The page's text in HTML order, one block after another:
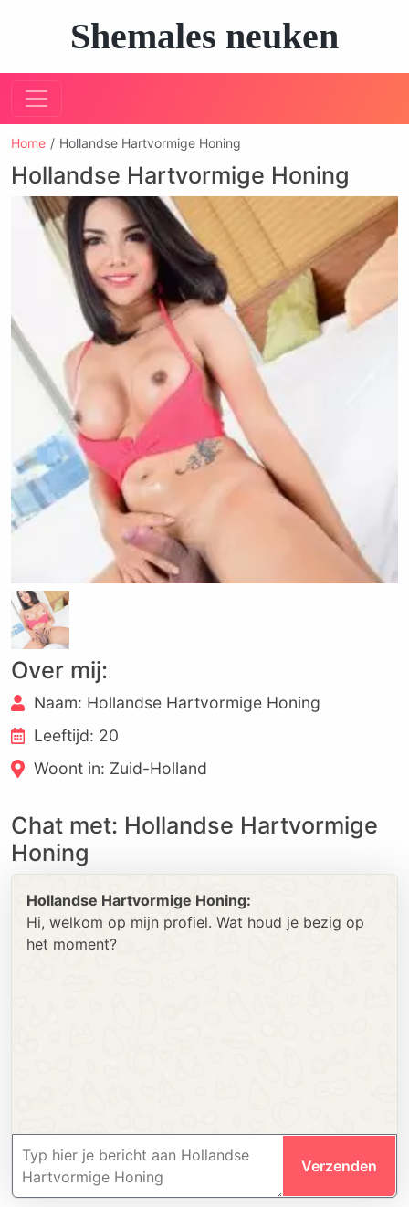
Shemales neuken
Home Hollandse Hartvormige Honing
Hollandse Hartvormige Honing
Over mij:
Naam: Hollandse Hartvormige Honing
Leeftijd: 20
Woont in: Zuid-Holland
Chat met: Hollandse Hartvormige
Honing
Hollandse Hartvormige Honing:
Hi, welkom op mijn profiel. Wat houd je bezig op
het moment?
Verzenden